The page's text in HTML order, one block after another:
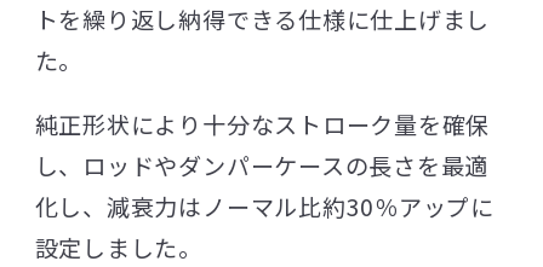
トを繰り返し納得できる仕様に仕上げまし
た。
純正形状により十分なストローク量を確保
し、ロッドやダンパーケースの長さを最適
化し、減衰力はノーマル比約30％アップに
設定しました。